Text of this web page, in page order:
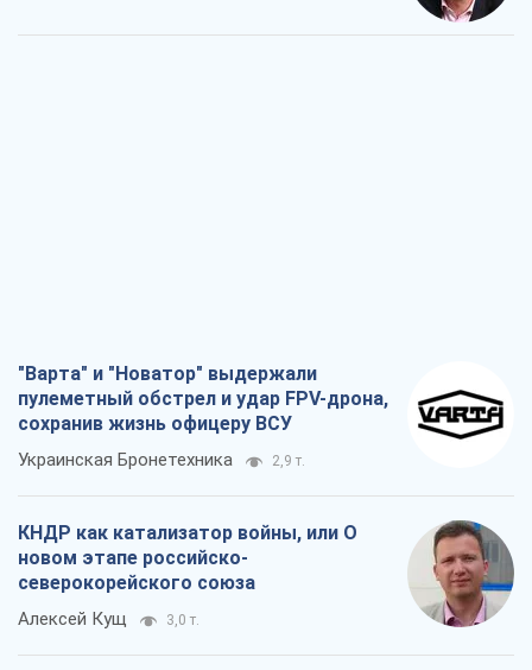
"Варта" и "Новатор" выдержали
пулеметный обстрел и удар FPV-дрона,
сохранив жизнь офицеру ВСУ
Украинская Бронетехника 2,9 т.
КНДР как катализатор войны, или О
новом этапе российско-
северокорейского союза
Алексей Кущ 3,0 т.